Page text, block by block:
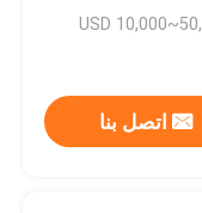
اتصل بنا